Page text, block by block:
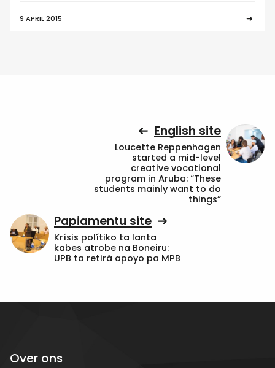
9 APRIL 2015
English site
Loucette Reppenhagen
started a mid-level
creative vocational
program in Aruba: “These
students mainly want to do
things”
Papiamentu site
Krísis polítiko ta lanta
kabes atrobe na Boneiru:
UPB ta retirá apoyo pa MPB
Over ons